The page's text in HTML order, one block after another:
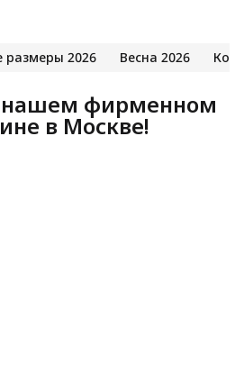
размеры 2026 Весна 2026
фирменном
в Москве!